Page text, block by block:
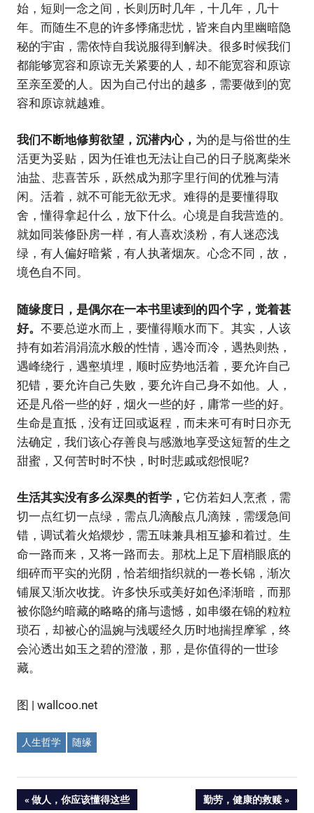
始，短则一念之间，长则历时几年，十几年，几十
年。而随生不息的许多悸痛悲忧，皆来自内里幽暗隐
秘的宇宙，需依恃自我说服得到解决。很多时候我们
都能够宽容和原谅无关紧要的人，却不能宽容和原谅
至亲至爱的人。因为自己付出的越多，需要做到的宽
容和原谅就越难。
我们不断地修剪欲望，沉潜内心， 为的是与俗世的生
活更为妥贴，因为任谁也无法让自己的日子脱离柴米
油盐、悲喜苦乐，跃然成为那字里行间的优雅与清
闲。活着，就不可能无欲无求。难得的是要懂得取
舍，懂得拿起什么，放下什么。心境是自我营造的。
就如同装修卧房一样，有人喜欢淡粉，有人迷恋浅
绿，有人偏好暗紫，有人执著烟灰。心念不同，故，
境色自不同。
随缘度日，是偶尔在一本书里读到的四个字，觉着甚
好。 不要总逆水而上，要懂得顺水而下。其实，人该
持有如若涓涓流水般的性情，遇冷而冷，遇热则热，
遇峰绕行，遇壑填埋，顺时应势地活着，要允许自己
犯错，要允许自己失败，要允许自己身不如他。人，
还是凡俗一些的好，烟火一些的好，庸常一些的好。
生命是直抵，没有迂回或返程，而未来可有时日亦无
法确定，我们该心存善良与感激地享受这短暂的生之
甜蜜，又何苦时时不快，时时悲戚或怨恨呢?
生活其实没有多么深奥的哲学， 它仿若妇人烹煮，需
切一点红切一点绿，需点几滴酸点几滴辣，需缓急间
错，调试着火焰煨炒，需五味兼具相互掺和着过。生
命一路而来，又将一路而去。那枕上足下眉梢眼底的
细碎而平实的光阴，恰若细指织就的一卷长锦，渐次
铺展又渐次收拢。许多快乐或美好如色泽渐暗，而那
被你隐约暗藏的略略的痛与遗憾，如串缀在锦的粒粒
琐石，却被心的温婉与浅暖经久历时地揣捏摩挲，终
会沁透出如玉之碧的澄澈，那，是你值得的一世珍
藏。
图 | wallcoo.net
人生哲学 随缘
Post
PREVIOUS
做人，你应该懂得这些
NEXT
勤劳，健康的救赎